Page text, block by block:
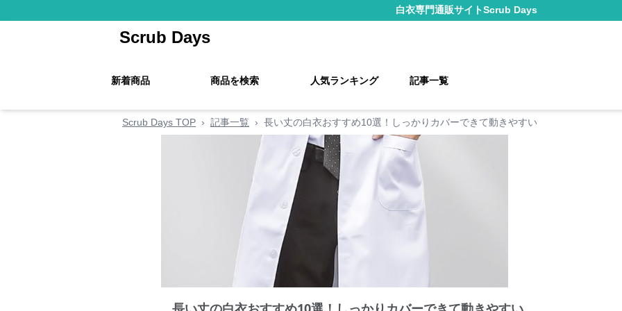
白衣専門通販サイトScrub Days
Scrub Days
新着商品 商品を検索 人気ランキング 記事一覧
Scrub Days TOP › 記事一覧 › 長い丈の白衣おすすめ10選！しっかりカバーできて動きやすい